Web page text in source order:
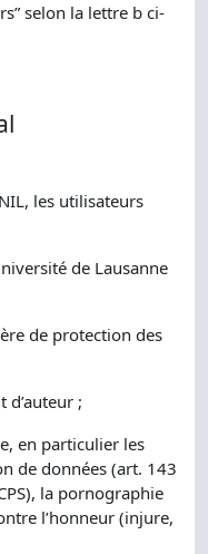
selon la lettre b ci-
les utilisateurs
de Lausanne
de protection des
;
en particulier les
de données (art. 143
la pornographie
l’honneur (injure,